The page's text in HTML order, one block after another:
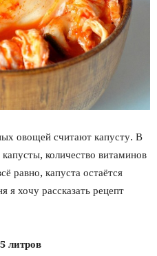
овощей считают капусту. В
количество витаминов
равно, капуста остаётся
я хочу рассказать рецепт
литров